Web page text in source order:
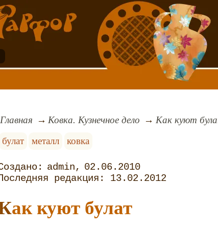
Главная Ковка. Кузнечное дело
Как куют
булат
металл ковка
admin
02.06.2010
13.02.2012
Как куют булат